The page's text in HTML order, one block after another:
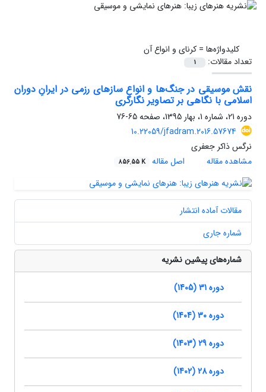
کلیدواژه‌ها =کرنای و انواع آن
تعداد مقالات:
1
نقش موسیقی در جنگ‌ها و انواع سازهای رزمی در ایرانِ دوران
اسلامی با نگاهی بر تصاویر نگارگری
دوره 21، شماره 1، بهار 1395، صفحه
65-76
10.22059/jfadram.2016.57674
نرگس ذاکر جعفری
مشاهده مقاله
اصل مقاله 856.55 K
مقالات آماده انتشار
شماره جاری
شماره‌های پیشین نشریه
دوره 31 (1405)
دوره 30 (1404)
دوره 29 (1403)
دوره 28 (1402)